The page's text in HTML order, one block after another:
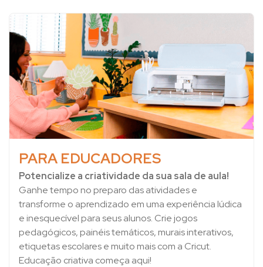
PARA EDUCADORES
Potencialize a criatividade da sua sala de aula!
Ganhe tempo no preparo das atividades e
transforme o aprendizado em uma experiência lúdica
e inesquecível para seus alunos. Crie jogos
pedagógicos, painéis temáticos, murais interativos,
etiquetas escolares e muito mais com a Cricut.
Educação criativa começa aqui!